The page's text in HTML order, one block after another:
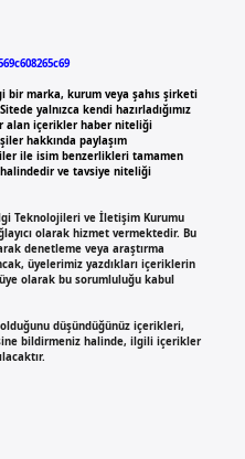
bir marka, kurum veya şahıs şirketi
yalnızca kendi hazırladığımız
alan içerikler haber niteliği
hakkında paylaşım
ile isim benzerlikleri tamamen
ve tavsiye niteliği
Teknolojileri ve İletişim Kurumu
olarak hizmet vermektedir. Bu
denetleme veya araştırma
üyelerimiz yazdıkları içeriklerin
olarak bu sorumluluğu kabul
düşündüğünüz içerikleri,
bildirmeniz halinde, ilgili içerikler